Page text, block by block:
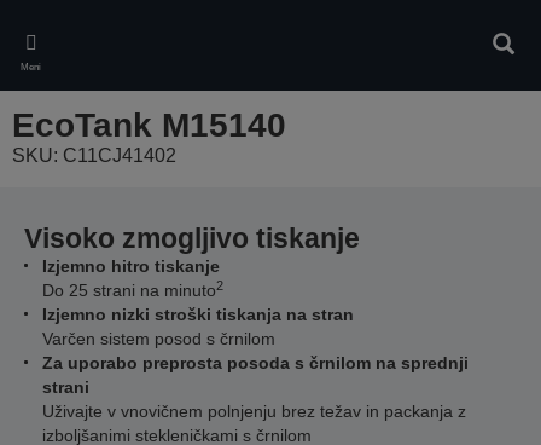
main
content
Meni
EcoTank M15140
SKU: C11CJ41402
Visoko zmogljivo tiskanje
Izjemno hitro tiskanje
Do 25 strani na minuto2
Izjemno nizki stroški tiskanja na stran
Varčen sistem posod s črnilom
Za uporabo preprosta posoda s črnilom na sprednji
strani
Uživajte v vnovičnem polnjenju brez težav in packanja z
izboljšanimi stekleničkami s črnilom